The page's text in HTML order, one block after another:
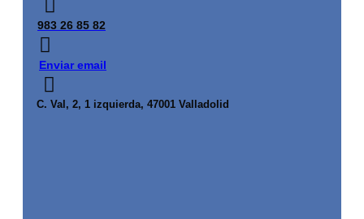
983 26 85 82
Enviar email
C. Val, 2, 1 izquierda, 47001 Valladolid